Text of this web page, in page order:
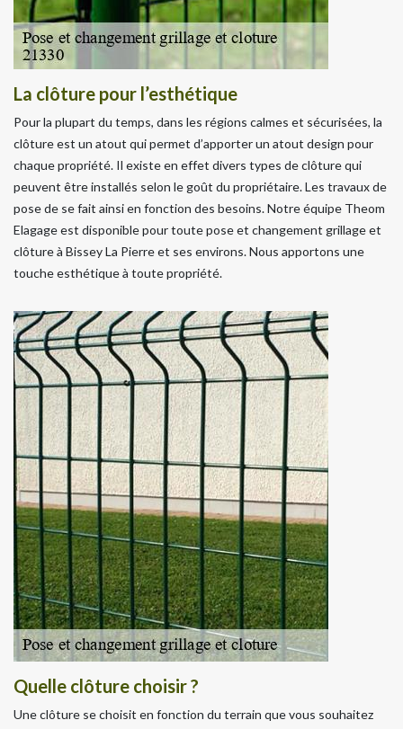
La clôture pour l’esthétique
Pour la plupart du temps, dans les régions calmes et sécurisées, la
clôture est un atout qui permet d’apporter un atout design pour
chaque propriété. Il existe en effet divers types de clôture qui
peuvent être installés selon le goût du propriétaire. Les travaux de
pose de se fait ainsi en fonction des besoins. Notre équipe Theom
Elagage est disponible pour toute pose et changement grillage et
clôture à Bissey La Pierre et ses environs. Nous apportons une
touche esthétique à toute propriété.
Quelle clôture choisir ?
Une clôture se choisit en fonction du terrain que vous souhaitez